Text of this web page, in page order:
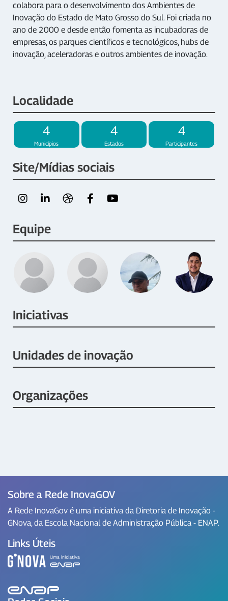
colabora para o desenvolvimento dos Ambientes de
Inovação do Estado de Mato Grosso do Sul. Foi criada no
ano de 2000 e desde então fomenta as incubadoras de
empresas, os parques científicos e tecnológicos, hubs de
inovação, aceleradoras e outros ambientes de inovação.
Localidade
4
Municípios
4
Estados
4
Participantes
Site/Mídias sociais
Equipe
Iniciativas
Unidades de inovação
Organizações
Sobre a Rede InovaGOV
A Rede InovaGov é uma iniciativa da Diretoria de Inovação -
GNova, da Escola Nacional de Administração Pública - ENAP.
Links Úteis